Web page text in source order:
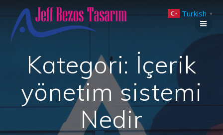
to
Kategori: İçerik
yönetim sistemi
Nedir
Turkish ▼